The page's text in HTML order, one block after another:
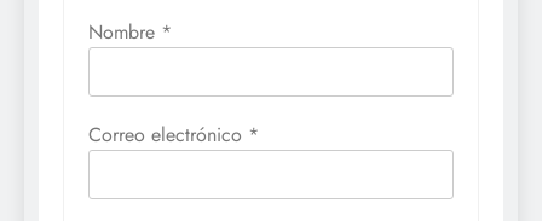
Nombre *
Correo electrónico *